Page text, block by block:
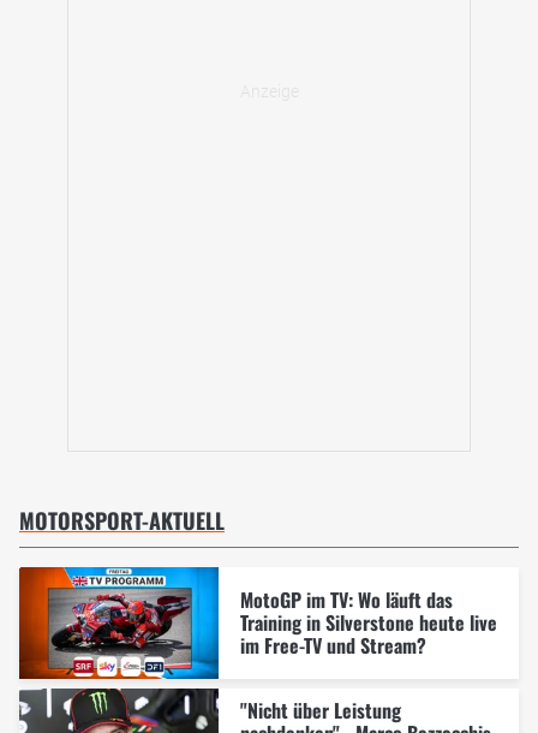
MOTORSPORT-AKTUELL
MotoGP im TV: Wo läuft das
Training in Silverstone heute live
im Free-TV und Stream?
"Nicht über Leistung